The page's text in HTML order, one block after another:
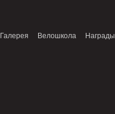
Галерея Велошкола Награды